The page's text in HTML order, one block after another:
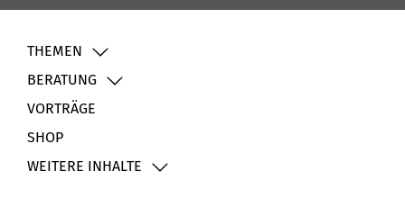
THEMEN
BERATUNG
VORTRÄGE
SHOP
WEITERE INHALTE